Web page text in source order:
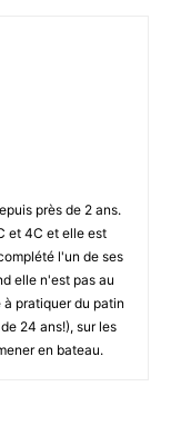
près de 2 ans.
et 4C et elle est
l'un de ses
elle n'est pas au
pratiquer du patin
24 ans!), sur les
en bateau.